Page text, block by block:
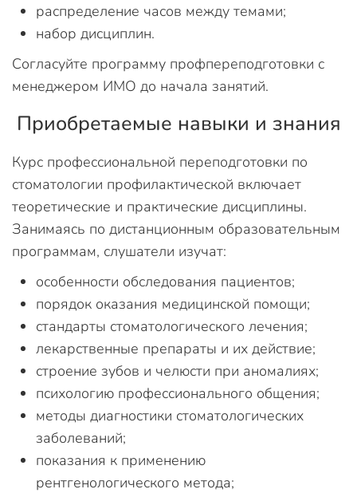
распределение часов между темами;
набор дисциплин.
Согласуйте программу профпереподготовки с
менеджером ИМО до начала занятий.
Приобретаемые навыки и знания
Курс профессиональной переподготовки по
стоматологии профилактической включает
теоретические и практические дисциплины.
Занимаясь по дистанционным образовательным
программам, слушатели изучат:
особенности обследования пациентов;
порядок оказания медицинской помощи;
стандарты стоматологического лечения;
лекарственные препараты и их действие;
строение зубов и челюсти при аномалиях;
психологию профессионального общения;
методы диагностики стоматологических
заболеваний;
показания к применению
рентгенологического метода;